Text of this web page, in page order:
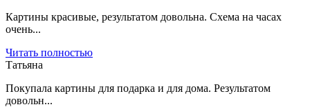
Картины красивые, результатом довольна. Схема на часах
очень...
Читать полностью
Татьяна
Покупала картины для подарка и для дома. Результатом
довольн...